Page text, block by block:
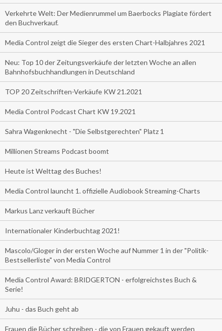
Verkehrte Welt: Der Medienrummel um Baerbocks Plagiate fördert
den Buchverkauf.
Media Control zeigt die Sieger des ersten Chart-Halbjahres 2021
Neu: Top 10 der Zeitungsverkäufe der letzten Woche an allen
Bahnhofsbuchhandlungen in Deutschland
TOP 20 Zeitschriften-Verkäufe KW 21.2021
Media Control Podcast Chart KW 19.2021
Sahra Wagenknecht - "Die Selbstgerechten" Platz 1
Millionen Streams Podcast boomt
Heute ist Welttag des Buches!
Media Control launcht 1. offizielle Audiobook Streaming-Charts
Markus Lanz verkauft Bücher
Internationaler Kinderbuchtag 2021!
Mascolo/Gloger in der ersten Woche auf Nummer 1 in der "Politik-
Bestsellerliste" von Media Control
Media Control Award: BRIDGERTON - erfolgreichstes Buch &
Serie!
Juhu - das Buch geht ab
Frauen die Bücher schreiben - die von Frauen gekauft werden